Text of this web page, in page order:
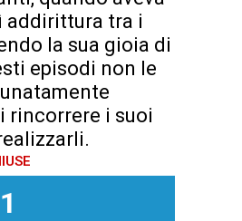
addirittura tra i
la sua gioia di
episodi non le
rincorrere i suoi